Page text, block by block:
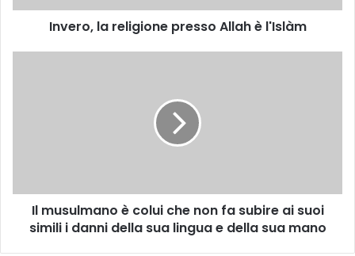
Invero, la religione presso Allah è l'Islàm
Il musulmano è colui che non fa subire ai suoi
simili i danni della sua lingua e della sua mano